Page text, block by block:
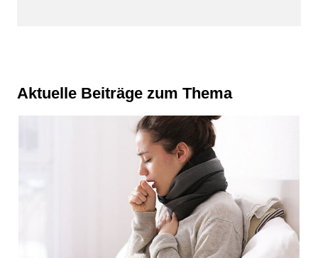
Aktuelle Beiträge zum Thema